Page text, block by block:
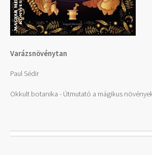
Varázsnövénytan
Paul Sédir
Okkult botanika - Útmutató a mágikus